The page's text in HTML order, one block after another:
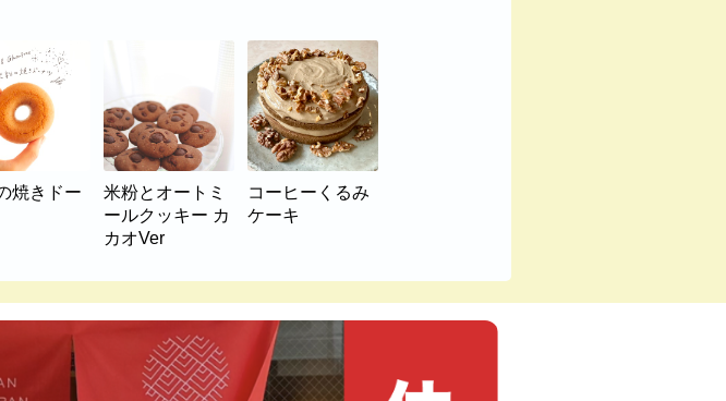
焼きドー
米粉とオートミ
ールクッキー カ
カオVer
コーヒーくるみ
ケーキ